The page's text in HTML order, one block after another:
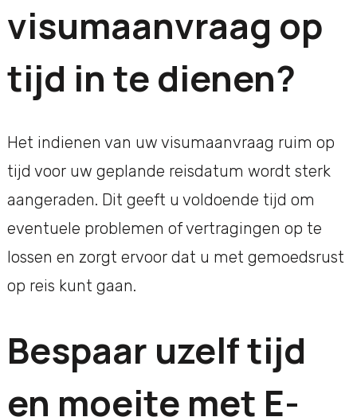
visumaanvraag op
tijd in te dienen?
Het indienen van uw visumaanvraag ruim op
tijd voor uw geplande reisdatum wordt sterk
aangeraden. Dit geeft u voldoende tijd om
eventuele problemen of vertragingen op te
lossen en zorgt ervoor dat u met gemoedsrust
op reis kunt gaan.
Bespaar uzelf tijd
en moeite met E-